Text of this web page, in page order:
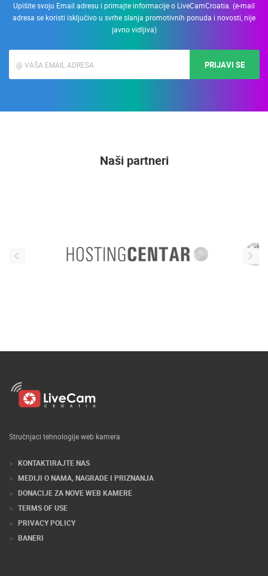
Upišite svoju Email adresu i primajte informacije o LiveCamCroatia. (e-mail
adresa se koristi isključivo u svrhe slanja promotivnih ponuda i novosti, nije
javno vidljiva)
PRIJAVI SE
Naši partneri
Stručnjaci tehnologije web kamera
KONTAKTIRAJTE NAS
MEDIJI O NAMA, NAGRADE I PRIZNANJA
DONACIJE ZA NOVE WEB KAMERE
TERMS OF USE
PRIVACY POLICY
BANERI